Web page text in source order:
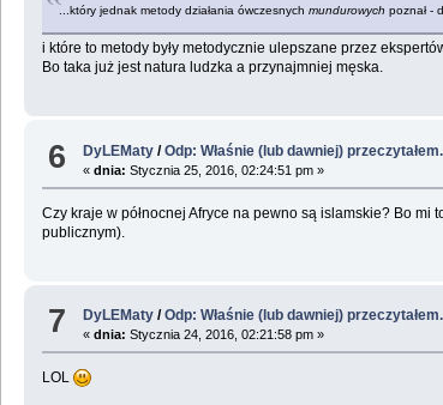
...który jednak metody działania ówczesnych mundurowych poznał -
i które to metody były metodycznie ulepszane przez
Bo taka już jest natura ludzka a przynajmniej męska.
6 DyLEMaty /Odp: Właśnie (lub dawniej)
«dnia: Stycznia 25, 2016, 02:24:51 pm »
Czy kraje w północnej Afryce na pewno są islamskie? Bo
publicznym).
7 DyLEMaty /Odp: Właśnie (lub dawniej)
«dnia: Stycznia 24, 2016, 02:21:58 pm »
LOL